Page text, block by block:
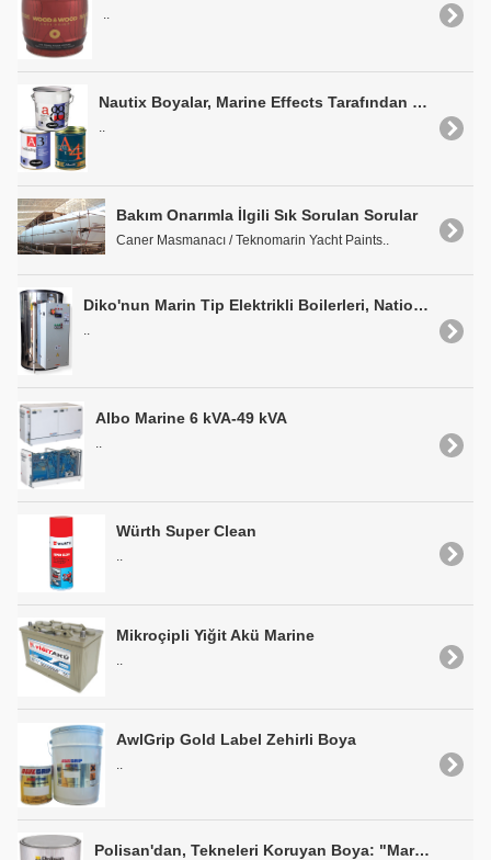
Nautix Boyalar, Marine Effects Tarafından Türkiye Pazarına Sunuluyor
..
Bakım Onarımla İlgili Sık Sorulan Sorular
Caner Masmanacı / Teknomarin Yacht Paints..
Diko'nun Marin Tip Elektrikli Boilerleri, National Geographic ORION Gemisi'nde
Albo Marine 6 kVA-49 kVA
..
Würth Super Clean
..
Mikroçipli Yiğit Akü Marine
..
AwlGrip Gold Label Zehirli Boya
..
Polisan'dan, Tekneleri Koruyan Boya: "Marine&Marine Anti Aging Self Polishing Zehirli Boya"